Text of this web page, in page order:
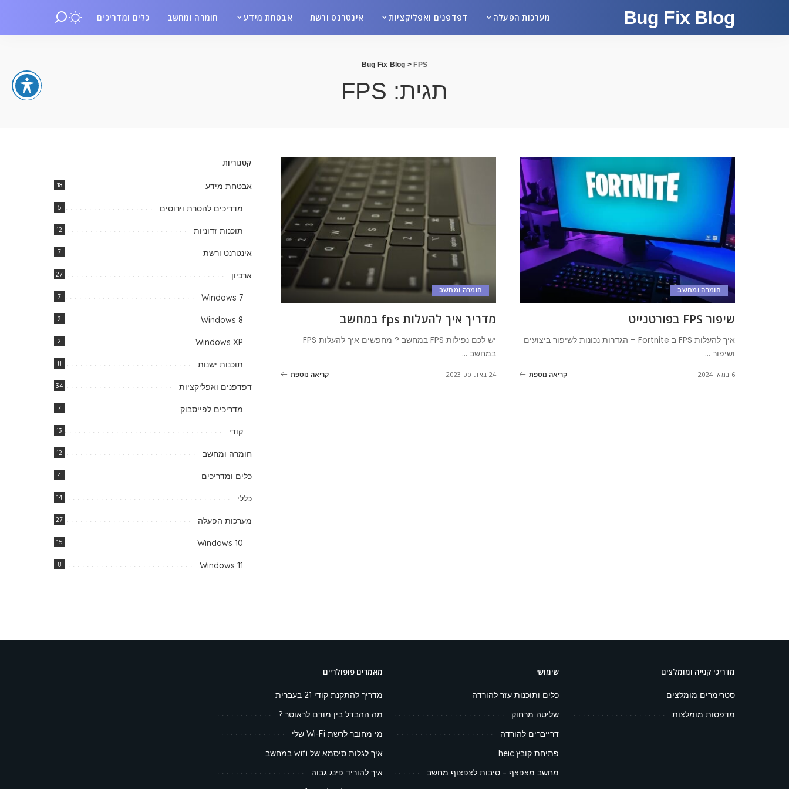
Bug Fix Blog מערכות הפעלה דפדפנים ואפליקציות אינטרנט ורשת אבטחת מידע חומרה ומחשב כלים ומדריכים
Bug Fix Blog > FPS
תגית: FPS
חומרה ומחשב
שיפור FPS בפורטנייט
איך להעלות FPS ב Fortnite – הגדרות נכונות לשיפור ביצועים
ושיפור ...
6 במאי 2024 קריאה נוספת
חומרה ומחשב
מדריך איך להעלות fps במחשב
יש לכם נפילות FPS במחשב ? מחפשים איך להעלות FPS
במחשב ...
24 באוגוסט 2023 קריאה נוספת
קטגוריות
אבטחת מידע 18
מדריכים להסרת וירוסים 5
תוכנות זדוניות 12
אינטרנט ורשת 7
ארכיון 27
Windows 7
7
Windows 8
2
Windows XP
2
תוכנות ישנות 11
דפדפנים ואפליקציות 34
מדריכים לפייסבוק 7
קודי 13
חומרה ומחשב 12
כלים ומדריכים 4
כללי 14
מערכות הפעלה 27
Windows 10
15
Windows 11
8
מדריכי קנייה ומומלצים
סטרימרים מומלצים
מדפסות מומלצות
שימושי
כלים ותוכנות עזר להורדה
שליטה מרחוק
דרייברים להורדה
פתיחת קובץ heic
מחשב מצפצף – סיבות לצפצוף מחשב
מאמרים פופולריים
מדריך להתקנת קודי 21 בעברית
מה ההבדל בין מודם לראוטר ?
מי מחובר לרשת Wi-Fi שלי
איך לגלות סיסמא של wifi במחשב
איך להוריד פינג גבוה